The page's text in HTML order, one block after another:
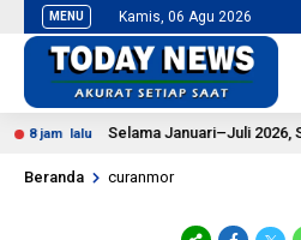
MENU Kamis, 06 Agu 2026
8 jam lalu Selama Januari–Juli 2026,
Beranda curanmor